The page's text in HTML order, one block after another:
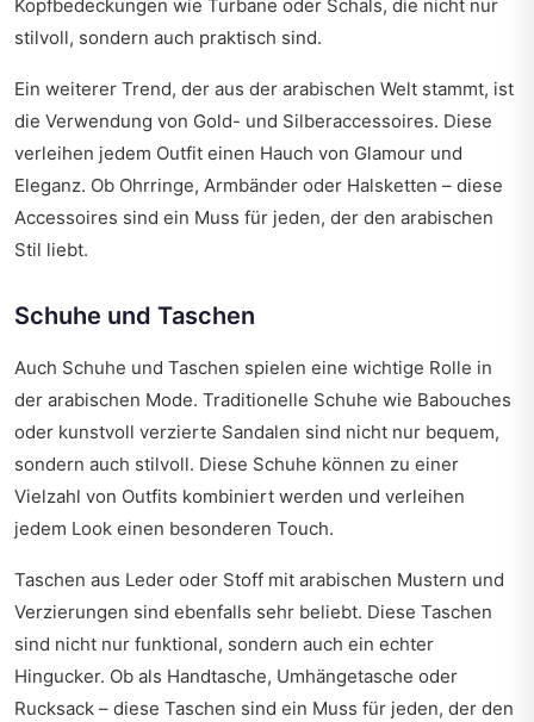
Kopfbedeckungen wie Turbane oder Schals, die nicht nur
stilvoll, sondern auch praktisch sind.
Ein weiterer Trend, der aus der arabischen Welt stammt, ist
die Verwendung von Gold- und Silberaccessoires. Diese
verleihen jedem Outfit einen Hauch von Glamour und
Eleganz. Ob Ohrringe, Armbänder oder Halsketten – diese
Accessoires sind ein Muss für jeden, der den arabischen
Stil liebt.
Schuhe und Taschen
Auch Schuhe und Taschen spielen eine wichtige Rolle in
der arabischen Mode. Traditionelle Schuhe wie Babouches
oder kunstvoll verzierte Sandalen sind nicht nur bequem,
sondern auch stilvoll. Diese Schuhe können zu einer
Vielzahl von Outfits kombiniert werden und verleihen
jedem Look einen besonderen Touch.
Taschen aus Leder oder Stoff mit arabischen Mustern und
Verzierungen sind ebenfalls sehr beliebt. Diese Taschen
sind nicht nur funktional, sondern auch ein echter
Hingucker. Ob als Handtasche, Umhängetasche oder
Rucksack – diese Taschen sind ein Muss für jeden, der den